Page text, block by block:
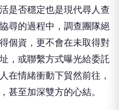
是否穩定也是現代尋人查
尋的過程中，調查團隊絕
個資，更不會在未取得對
，或聯繫方式曝光給委託
在情緒衝動下貿然前往，
甚至加深雙方的心結。